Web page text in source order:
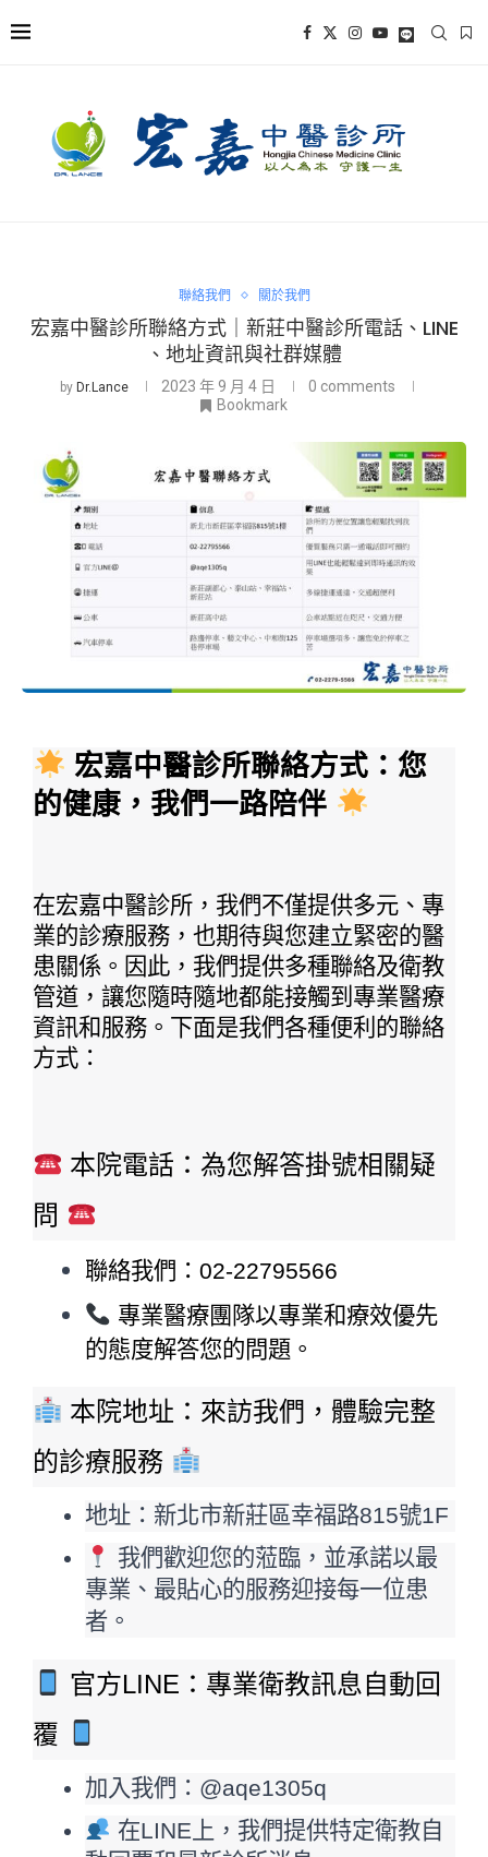
聯絡我們 關於我們
宏嘉中醫診所聯絡方式｜新莊中醫診所電話、LINE
、地址資訊與社群媒體
by Dr.Lance 2023 年 9 月 4 日
0 comments
Bookmark
宏嘉中醫診所聯絡方式：您
的健康，我們一路陪伴
在宏嘉中醫診所，我們不僅提供多元、專
業的診療服務，也期待與您建立緊密的醫
患關係。因此，我們提供多種聯絡及衛教
管道，讓您隨時隨地都能接觸到專業醫療
資訊和服務。下面是我們各種便利的聯絡
方式：
本院電話：為您解答掛號相關疑
問
聯絡我們：02-22795566
專業醫療團隊以專業和療效優先
的態度解答您的問題。
本院地址：來訪我們，體驗完整
的診療服務
地址：新北市新莊區幸福路815號1F
我們歡迎您的蒞臨，並承諾以最
專業、最貼心的服務迎接每一位患
者。
官方LINE：專業衛教訊息自動回
覆
加入我們：@aqe1305q
在LINE上，我們提供特定衛教自